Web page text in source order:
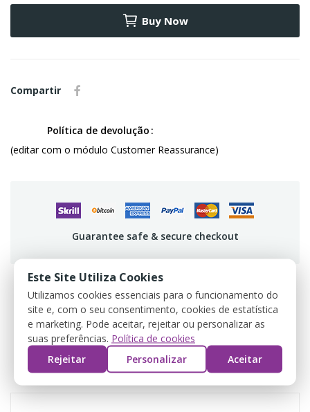
Buy Now
Compartir
Política de devolução
(editar com o módulo Customer Reassurance)
Guarantee safe & secure checkout
DESCRIPCIÓN
DETALLES DEL PRODUCTO
Este Site Utiliza Cookies
Utilizamos cookies essenciais para o funcionamento do
site e, com o seu consentimento, cookies de estatística
e marketing. Pode aceitar, rejeitar ou personalizar as
suas preferências. Política de cookies
Rejeitar
Personalizar Aceitar